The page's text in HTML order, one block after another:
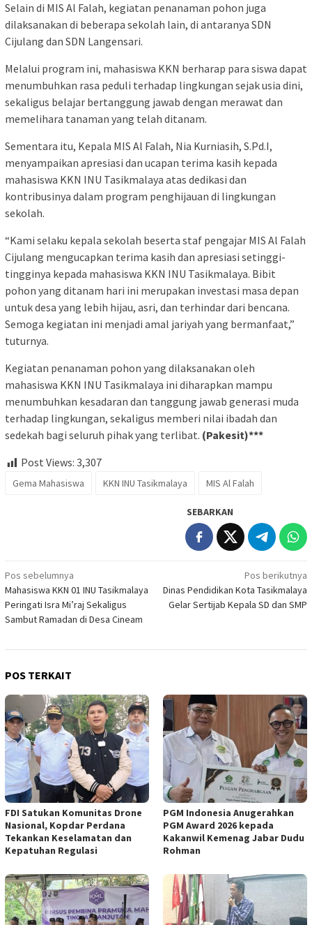
Selain di MIS Al Falah, kegiatan penanaman pohon juga
dilaksanakan di beberapa sekolah lain, di antaranya SDN
Cijulang dan SDN Langensari.
Melalui program ini, mahasiswa KKN berharap para siswa dapat
menumbuhkan rasa peduli terhadap lingkungan sejak usia dini,
sekaligus belajar bertanggung jawab dengan merawat dan
memelihara tanaman yang telah ditanam.
Sementara itu, Kepala MIS Al Falah, Nia Kurniasih, S.Pd.I,
menyampaikan apresiasi dan ucapan terima kasih kepada
mahasiswa KKN INU Tasikmalaya atas dedikasi dan
kontribusinya dalam program penghijauan di lingkungan
sekolah.
“Kami selaku kepala sekolah beserta staf pengajar MIS Al Falah
Cijulang mengucapkan terima kasih dan apresiasi setinggi-
tingginya kepada mahasiswa KKN INU Tasikmalaya. Bibit
pohon yang ditanam hari ini merupakan investasi masa depan
untuk desa yang lebih hijau, asri, dan terhindar dari bencana.
Semoga kegiatan ini menjadi amal jariyah yang bermanfaat,”
tuturnya.
Kegiatan penanaman pohon yang dilaksanakan oleh
mahasiswa KKN INU Tasikmalaya ini diharapkan mampu
menumbuhkan kesadaran dan tanggung jawab generasi muda
terhadap lingkungan, sekaligus memberi nilai ibadah dan
sedekah bagi seluruh pihak yang terlibat. (Pakesit)***
Post Views: 3,307
Gema Mahasiswa KKN INU Tasikmalaya MIS Al Falah
SEBARKAN
Navigasi
pos
Pos sebelumnya
Mahasiswa KKN 01 INU Tasikmalaya
Peringati Isra Mi’raj Sekaligus
Sambut Ramadan di Desa Cineam
Pos berikutnya
Dinas Pendidikan Kota Tasikmalaya
Gelar Sertijab Kepala SD dan SMP
POS TERKAIT
FDI Satukan Komunitas Drone
Nasional, Kopdar Perdana
Tekankan Keselamatan dan
Kepatuhan Regulasi
PGM Indonesia Anugerahkan
PGM Award 2026 kepada
Kakanwil Kemenag Jabar Dudu
Rohman